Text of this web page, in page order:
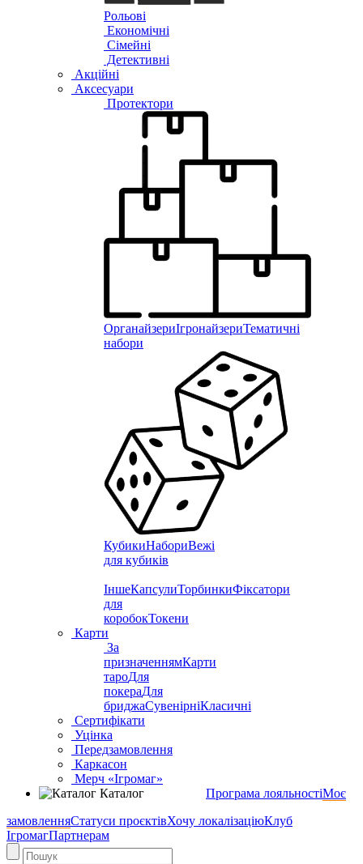
Рольові
Економічні
Сімейні
Детективні
Акційні
Аксесуари
Протектори
ОрганайзериІгронайзериТематичні
набори
КубикиНабориВежі
для кубиків
ІншеКапсулиТорбинкиФіксатори
для
коробокТокени
Карти
За
призначеннямКарти
тароДля
покераДля
бриджаСувенірніКласичні
Сертифікати
Уцінка
Передзамовлення
Каркасон
Мерч «Ігромаг»
Каталог
Програма лояльностіМоє
замовленняСтатуси проєктівХочу локалізаціюКлуб
ІгромагПартнерам